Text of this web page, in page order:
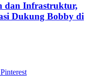
dan Infrastruktur,
Dukung Bobby di
Pinterest